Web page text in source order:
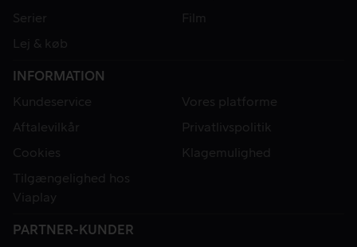
Serier
Film
Lej & køb
INFORMATION
Kundeservice
Vores platforme
Aftalevilkår
Privatlivspolitik
Cookies
Klagemulighed
Tilgængelighed hos
Viaplay
PARTNER-KUNDER